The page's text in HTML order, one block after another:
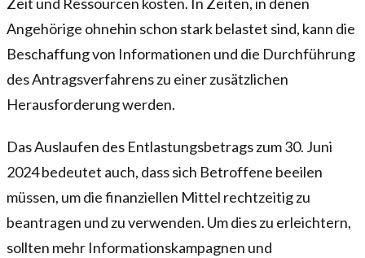
Angehörige ohnehin schon stark belastet sind, kann die
Beschaffung von Informationen und die Durchführung
des Antragsverfahrens zu einer zusätzlichen
Herausforderung werden.
Das Auslaufen des Entlastungsbetrags zum 30. Juni
2024 bedeutet auch, dass sich Betroffene beeilen
müssen, um die finanziellen Mittel rechtzeitig zu
beantragen und zu verwenden. Um dies zu erleichtern,
sollten mehr Informationskampagnen und